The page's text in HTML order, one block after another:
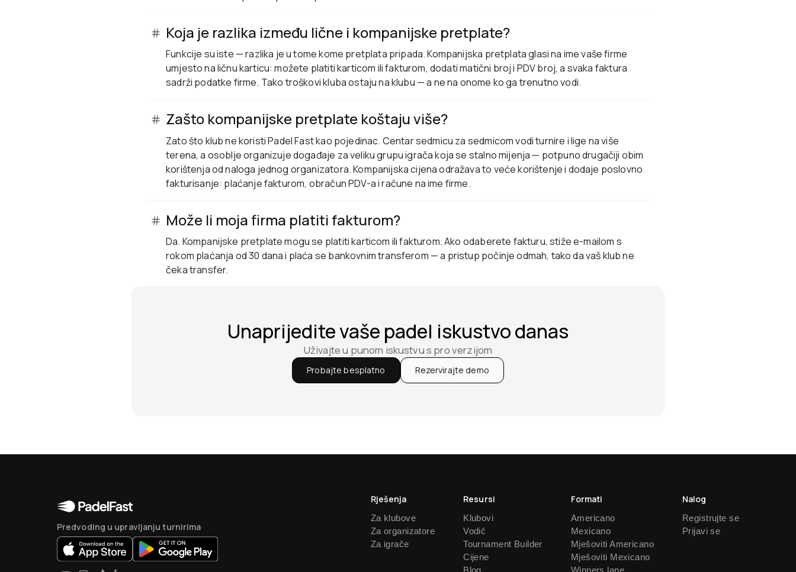
Koja je razlika između lične i kompanijske pretplate?
Funkcije su iste — razlika je u tome kome pretplata pripada. Kompanijska pretplata glasi na ime vaše firme
umjesto na ličnu karticu: možete platiti karticom ili fakturom, dodati matični broj i PDV broj, a svaka faktura
sadrži podatke firme. Tako troškovi kluba ostaju na klubu — a ne na onome ko ga trenutno vodi.
Zašto kompanijske pretplate koštaju više?
Zato što klub ne koristi Padel Fast kao pojedinac. Centar sedmicu za sedmicom vodi turnire i lige na više
terena, a osoblje organizuje događaje za veliku grupu igrača koja se stalno mijenja — potpuno drugačiji obim
korištenja od naloga jednog organizatora. Kompanijska cijena odražava to veće korištenje i dodaje poslovno
fakturisanje: plaćanje fakturom, obračun PDV-a i račune na ime firme.
Može li moja firma platiti fakturom?
Da. Kompanijske pretplate mogu se platiti karticom ili fakturom. Ako odaberete fakturu, stiže e-mailom s
rokom plaćanja od 30 dana i plaća se bankovnim transferom — a pristup počinje odmah, tako da vaš klub ne
čeka transfer.
Unaprijedite vaše padel iskustvo danas
Uživajte u punom iskustvu s pro verzijom
Probajte besplatno Rezervirajte demo
Predvoding u upravljanju turnirima
Rješenja
Za klubove
Za organizatore
Za igrače
Resursi
Klubovi
Vodič
Tournament Builder
Cijene
Blog
Formati
Americano
Mexicano
Mješoviti Americano
Mješoviti Mexicano
Winners lane
Nalog
Registrujte se
Prijavi se